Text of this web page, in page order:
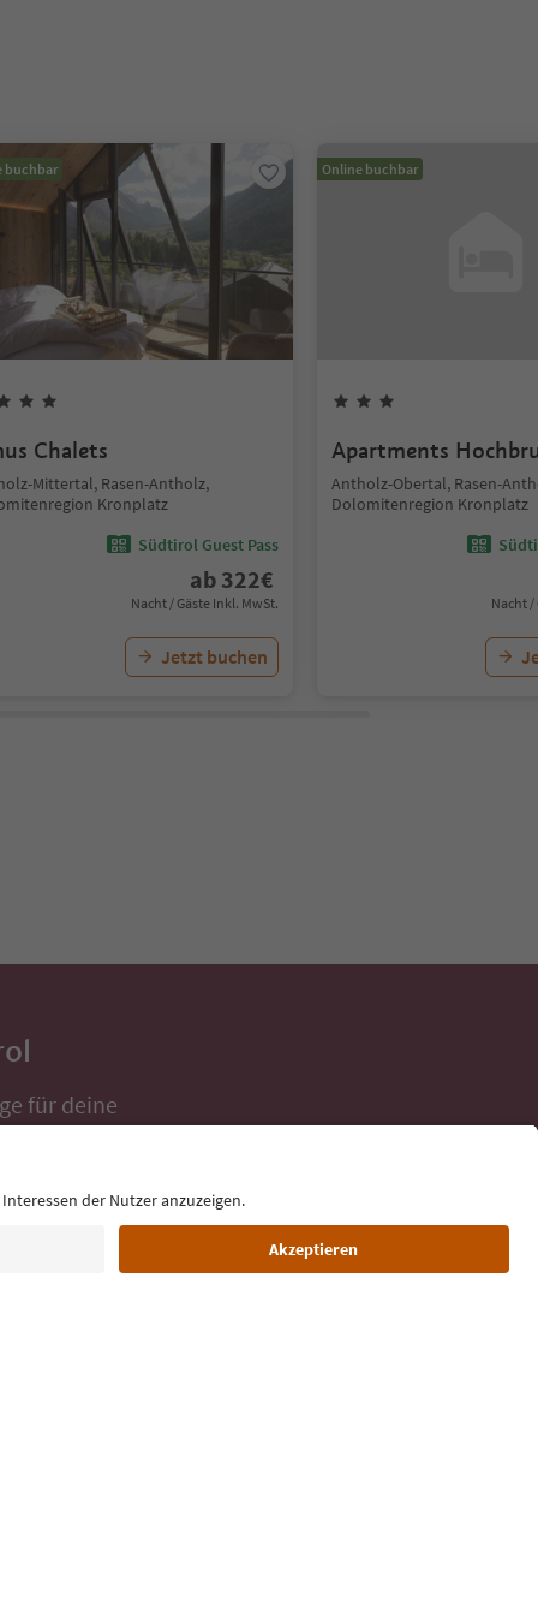
buchbar
Chalets
Mittertal, Rasen-Antholz,
Kronplatz
Südtirol Guest Pass
ab 322€
Nacht / Gäste Inkl. MwSt.
Jetzt buchen
Online buchbar
Apartments
Antholz-Obertal, Rasen-
Dolomitenregion Kronplatz
Nacht /
für deine
direkt ins